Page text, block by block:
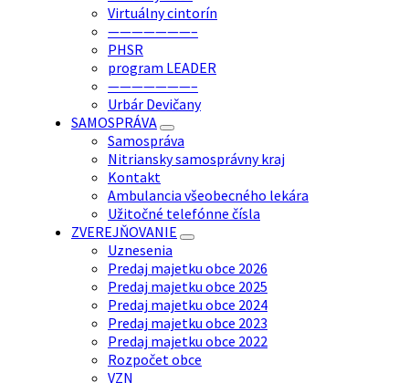
Virtuálny cintorín
———————–
PHSR
program LEADER
———————–
Urbár Devičany
SAMOSPRÁVA
Samospráva
Nitriansky samosprávny kraj
Kontakt
Ambulancia všeobecného lekára
Užitočné telefónne čísla
ZVEREJŇOVANIE
Uznesenia
Predaj majetku obce 2026
Predaj majetku obce 2025
Predaj majetku obce 2024
Predaj majetku obce 2023
Predaj majetku obce 2022
Rozpočet obce
VZN